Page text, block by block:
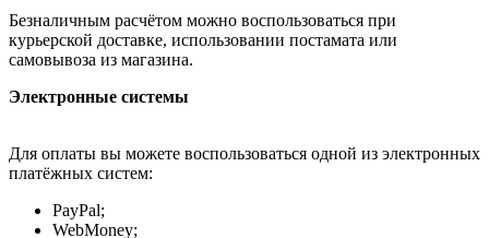
Безналичным расчётом можно воспользоваться при
курьерской доставке, использовании постамата или
самовывоза из магазина.
Электронные системы
Для оплаты вы можете воспользоваться одной из электронных
платёжных систем:
PayPal;
WebMoney;